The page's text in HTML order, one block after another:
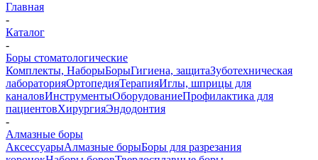
Главная
-
Каталог
-
Боры стоматологические
Комплекты, НаборыБорыГигиена, защитаЗуботехническая
лабораторияОртопедияТерапияИглы, шприцы для
каналовИнструментыОборудованиеПрофилактика для
пациентовХирургияЭндодонтия
-
Алмазные боры
АксессуарыАлмазные борыБоры для разрезания